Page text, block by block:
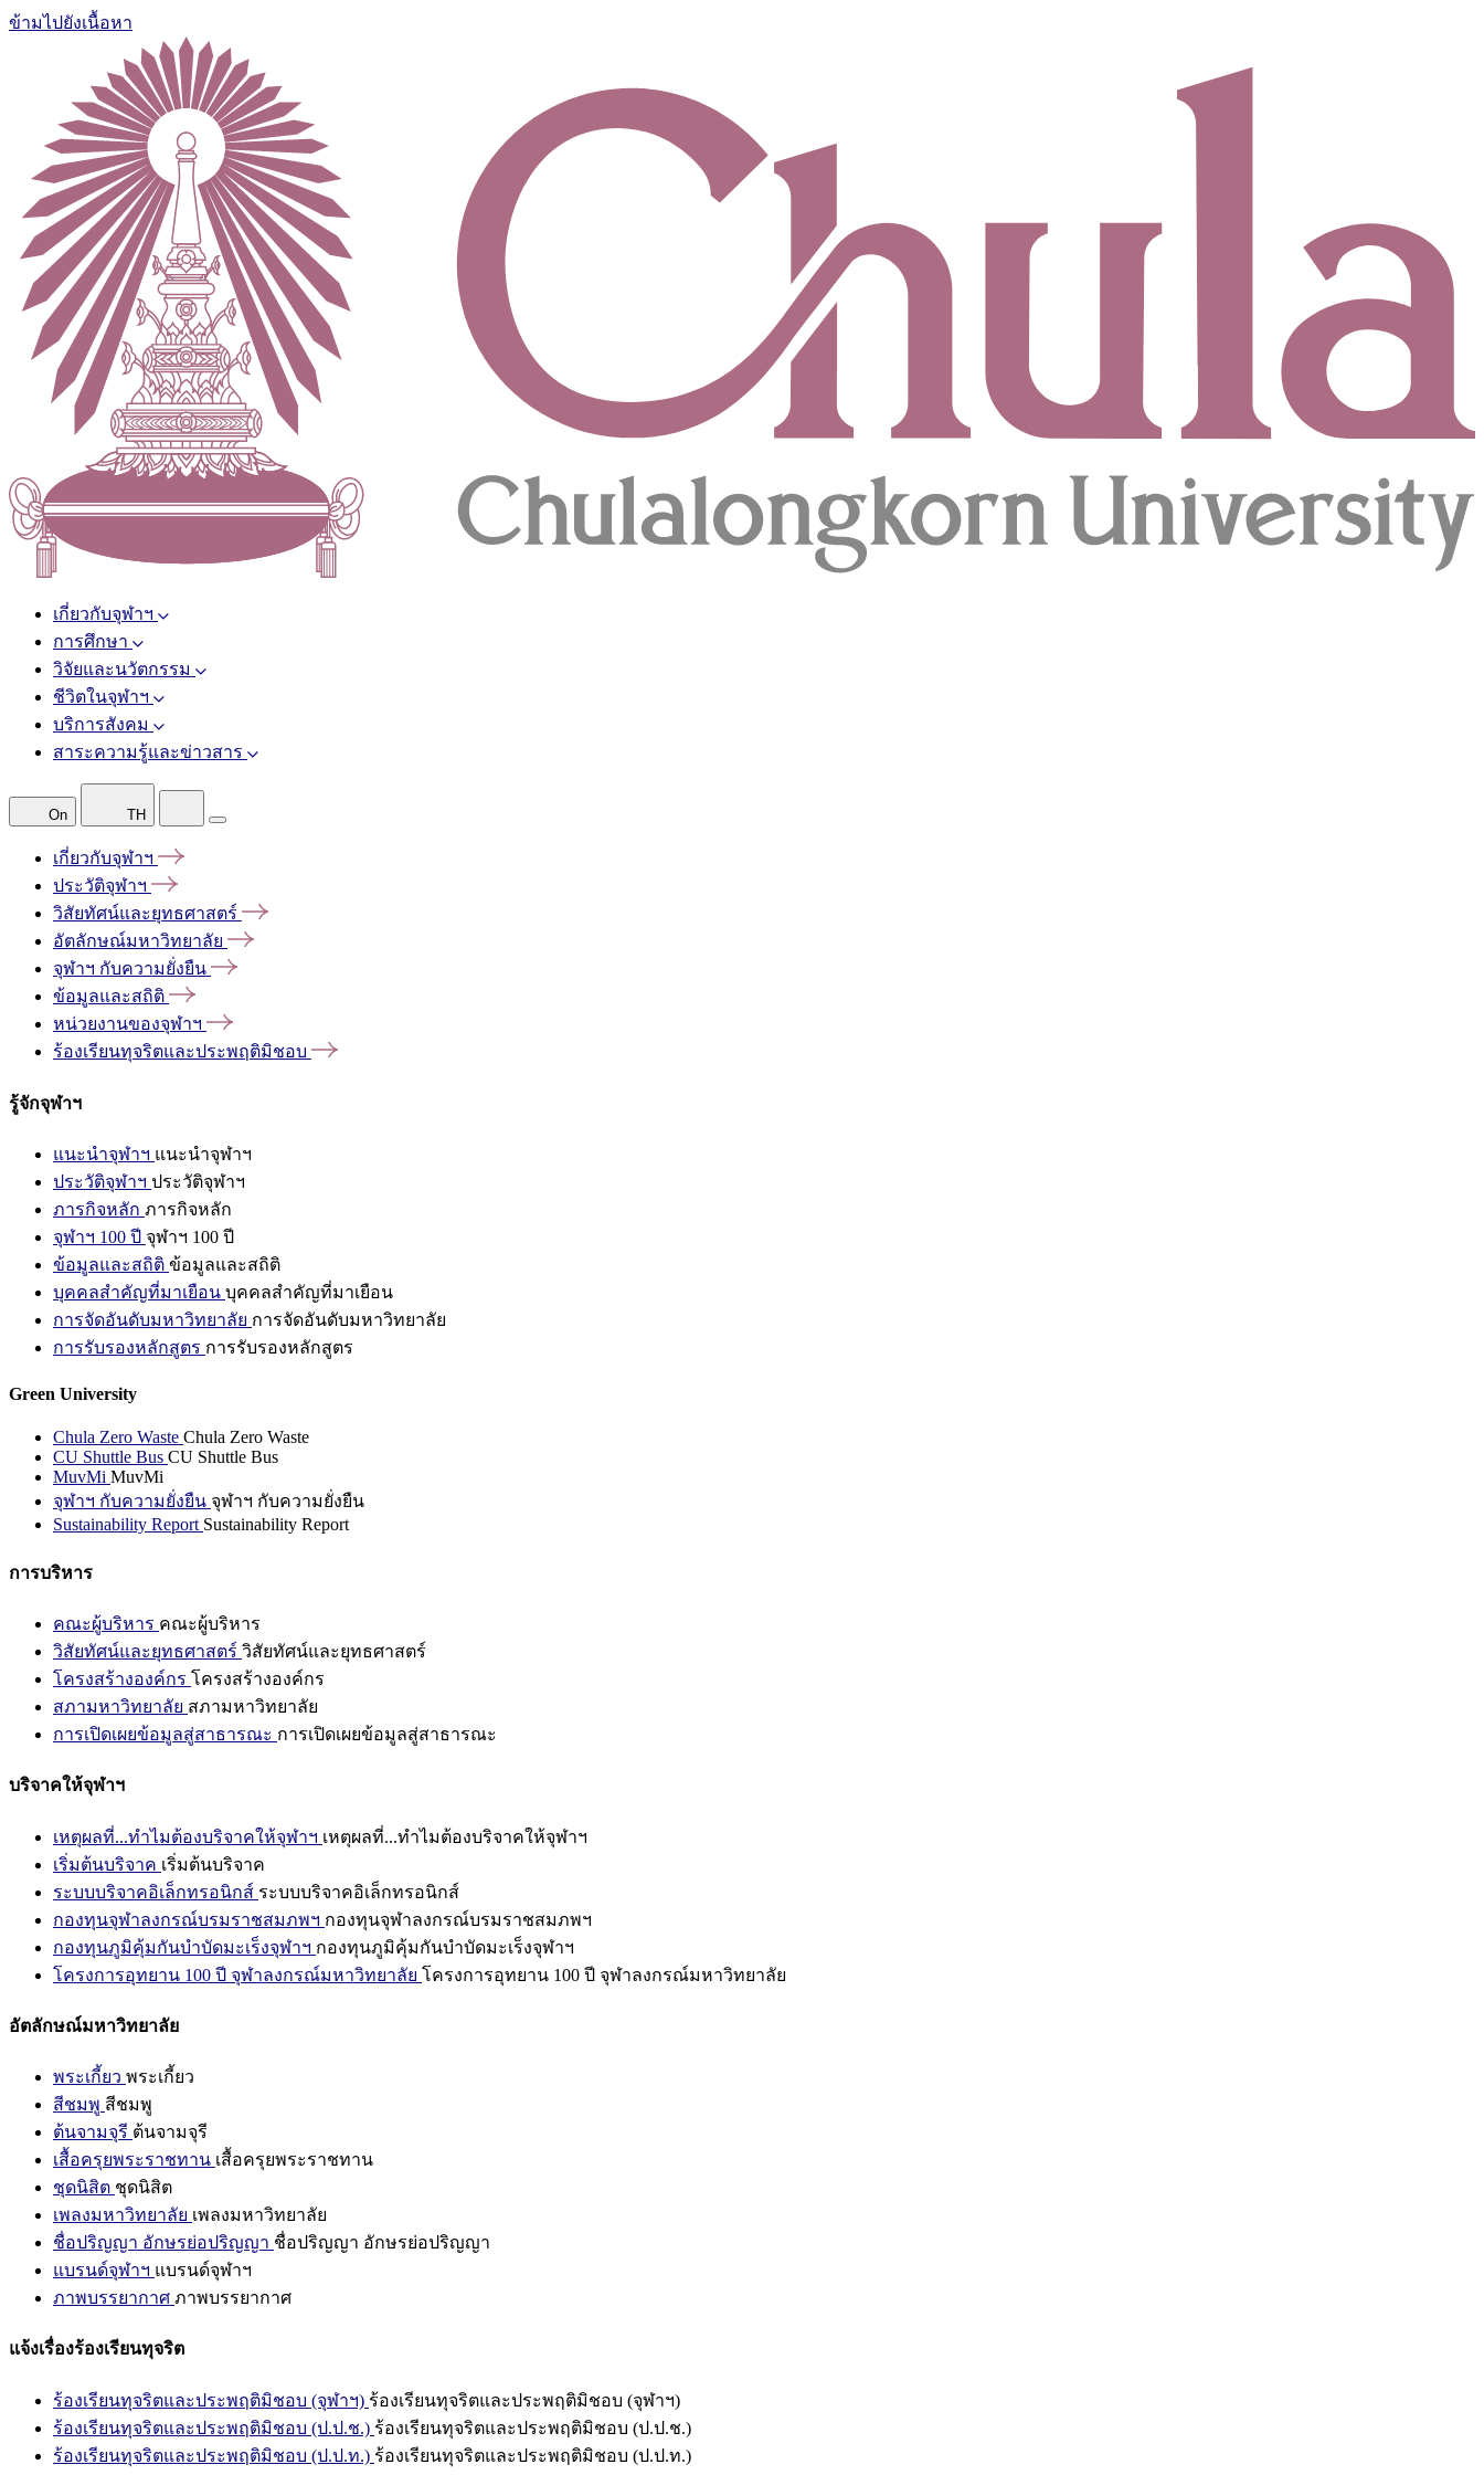
ข้ามไปยังเนื้อหา
เกี่ยวกับจุฬาฯ
การศึกษา
วิจัยและนวัตกรรม
ชีวิตในจุฬาฯ
บริการสังคม
สาระความรู้และข่าวสาร
On TH
เกี่ยวกับจุฬาฯ
ประวัติจุฬาฯ
วิสัยทัศน์และยุทธศาสตร์
อัตลักษณ์มหาวิทยาลัย
จุฬาฯ กับความยั่งยืน
ข้อมูลและสถิติ
หน่วยงานของจุฬาฯ
ร้องเรียนทุจริตและประพฤติมิชอบ
รู้จักจุฬาฯ
แนะนำจุฬาฯ แนะนำจุฬาฯ
ประวัติจุฬาฯ ประวัติจุฬาฯ
ภารกิจหลัก ภารกิจหลัก
จุฬาฯ 100 ปี จุฬาฯ 100 ปี
ข้อมูลและสถิติ ข้อมูลและสถิติ
บุคคลสำคัญที่มาเยือน บุคคลสำคัญที่มาเยือน
การจัดอันดับมหาวิทยาลัย การจัดอันดับมหาวิทยาลัย
การรับรองหลักสูตร การรับรองหลักสูตร
Green University
Chula Zero Waste Chula Zero Waste
CU Shuttle Bus CU Shuttle Bus
MuvMi MuvMi
จุฬาฯ กับความยั่งยืน จุฬาฯ กับความยั่งยืน
Sustainability Report Sustainability Report
การบริหาร
คณะผู้บริหาร คณะผู้บริหาร
วิสัยทัศน์และยุทธศาสตร์ วิสัยทัศน์และยุทธศาสตร์
โครงสร้างองค์กร โครงสร้างองค์กร
สภามหาวิทยาลัย สภามหาวิทยาลัย
การเปิดเผยข้อมูลสู่สาธารณะ การเปิดเผยข้อมูลสู่สาธารณะ
บริจาคให้จุฬาฯ
เหตุผลที่...ทำไมต้องบริจาคให้จุฬาฯ เหตุผลที่...ทำไมต้องบริจาคให้จุฬาฯ
เริ่มต้นบริจาค เริ่มต้นบริจาค
ระบบบริจาคอิเล็กทรอนิกส์ ระบบบริจาคอิเล็กทรอนิกส์
กองทุนจุฬาลงกรณ์บรมราชสมภพฯ กองทุนจุฬาลงกรณ์บรมราชสมภพฯ
กองทุนภูมิคุ้มกันบำบัดมะเร็งจุฬาฯ กองทุนภูมิคุ้มกันบำบัดมะเร็งจุฬาฯ
โครงการอุทยาน 100 ปี จุฬาลงกรณ์มหาวิทยาลัย โครงการอุทยาน 100 ปี จุฬาลงกรณ์มหาวิทยาลัย
อัตลักษณ์มหาวิทยาลัย
พระเกี้ยว พระเกี้ยว
สีชมพู สีชมพู
ต้นจามจุรี ต้นจามจุรี
เสื้อครุยพระราชทาน เสื้อครุยพระราชทาน
ชุดนิสิต ชุดนิสิต
เพลงมหาวิทยาลัย เพลงมหาวิทยาลัย
ชื่อปริญญา อักษรย่อปริญญา ชื่อปริญญา อักษรย่อปริญญา
แบรนด์จุฬาฯ แบรนด์จุฬาฯ
ภาพบรรยากาศ ภาพบรรยากาศ
แจ้งเรื่องร้องเรียนทุจริต
ร้องเรียนทุจริตและประพฤติมิชอบ (จุฬาฯ) ร้องเรียนทุจริตและประพฤติมิชอบ (จุฬาฯ)
ร้องเรียนทุจริตและประพฤติมิชอบ (ป.ป.ช.) ร้องเรียนทุจริตและประพฤติมิชอบ (ป.ป.ช.)
ร้องเรียนทุจริตและประพฤติมิชอบ (ป.ป.ท.) ร้องเรียนทุจริตและประพฤติมิชอบ (ป.ป.ท.)